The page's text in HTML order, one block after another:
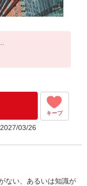
します。
キープ
03/26
ない、あるいは知識が